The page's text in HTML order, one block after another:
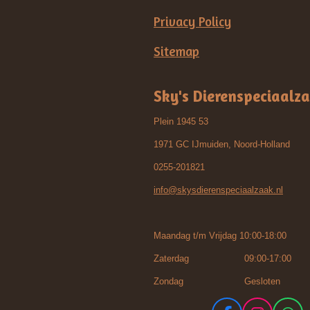
Privacy Policy
Sitemap
Sky's
Plein 1945 53
1971 GC IJmuiden, Noord-Holland
0255-201821
info@skysdierenspeciaalzaak.nl
Maandag t/m Vrijdag 10:00-18:00
Zaterdag 09:00-17:00
Zondag Gesloten